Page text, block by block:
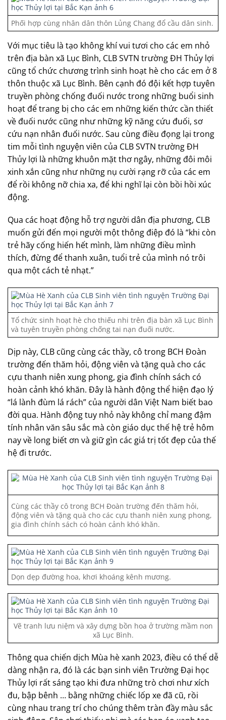
Phối hợp cùng nhân dân thôn Lủng Chang đổ cầu dân sinh.
Với mục tiêu là tạo không khí vui tươi cho các em nhỏ
trên địa bàn xã Lục Bình, CLB SVTN trường ĐH Thủy lợi
cũng tổ chức chương trình sinh hoạt hè cho các em ở 8
thôn thuộc xã Lục Bình. Bên cạnh đó đội kết hợp tuyên
truyền phòng chống đuối nước trong những buổi sinh
hoạt để trang bị cho các em những kiến thức cần thiết
về đuối nước cũng như những kỹ năng cứu đuối, sơ
cứu nạn nhân đuối nước. Sau cùng điều đọng lại trong
tim mỗi tình nguyện viên của CLB SVTN trường ĐH
Thủy lợi là những khuôn mặt thơ ngây, những đôi môi
xinh xắn cũng như những nụ cười rạng rỡ của các em
để rồi không nỡ chia xa, để khi nghĩ lại còn bồi hồi xúc
động.
Qua các hoạt động hỗ trợ người dân địa phương, CLB
muốn gửi đến mọi người một thông điệp đó là “khi còn
trẻ hãy cống hiến hết mình, làm những điều mình
thích, đừng để thanh xuân, tuổi trẻ của mình nó trôi
qua một cách tẻ nhạt.”
Tổ chức sinh hoạt hè cho thiếu nhi trên địa bàn xã Lục Bình
và tuyên truyền phòng chống tai nạn đuối nước.
Dịp này, CLB cũng cùng các thầy, cô trong BCH Đoàn
trường đến thăm hỏi, động viên và tặng quà cho các
cựu thanh niên xung phong, gia đình chính sách có
hoàn cảnh khó khăn. Đây là hành động thể hiện đạo lý
“lá lành đùm lá rách” của người dân Việt Nam biết bao
đời qua. Hành động tuy nhỏ này không chỉ mang đậm
tính nhân văn sâu sắc mà còn giáo dục thế hệ trẻ hôm
nay về long biết ơn và giữ gìn các giá trị tốt đẹp của thế
hệ đi trước.
Cùng các thầy cô trong BCH Đoàn trường đến thăm hỏi,
động viên và tặng quà cho các cựu thanh niên xung phong,
gia đình chính sách có hoàn cảnh khó khăn.
Dọn dẹp đường hoa, khơi khoáng kênh mương.
Vẽ tranh lưu niệm và xây dựng bồn hoa ở trường mầm non
xã Lục Bình.
Thông qua chiến dịch Mùa hè xanh 2023, điều có thể dễ
dàng nhận ra, đó là các bạn sinh viên Trường Đại học
Thủy lợi rất sáng tạo khi đưa những trò chơi như xích
đu, bập bênh … bằng những chiếc lốp xe đã cũ, rồi
cùng nhau trang trí cho chúng thêm tràn đầy màu sắc